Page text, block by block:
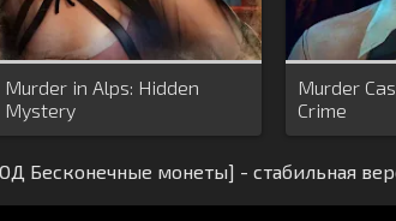
Murder in Alps: Hidden
Mystery
Murder
Crime
Бесконечные монеты] - стабильная